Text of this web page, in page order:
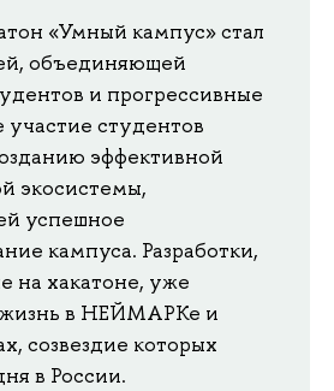
«Умный кампус» стал
объединяющей
и прогрессивные
студентов
эффективной
экосистемы,
успешное
кампуса. Разработки,
на хакатоне, уже
жизнь в НЕЙМАРКе и
созвездие которых
в России.